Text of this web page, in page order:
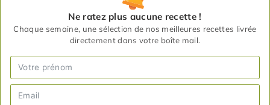
Ne ratez plus aucune recette !
Chaque semaine, une sélection de nos meilleures recettes livrée
directement dans votre boîte mail.